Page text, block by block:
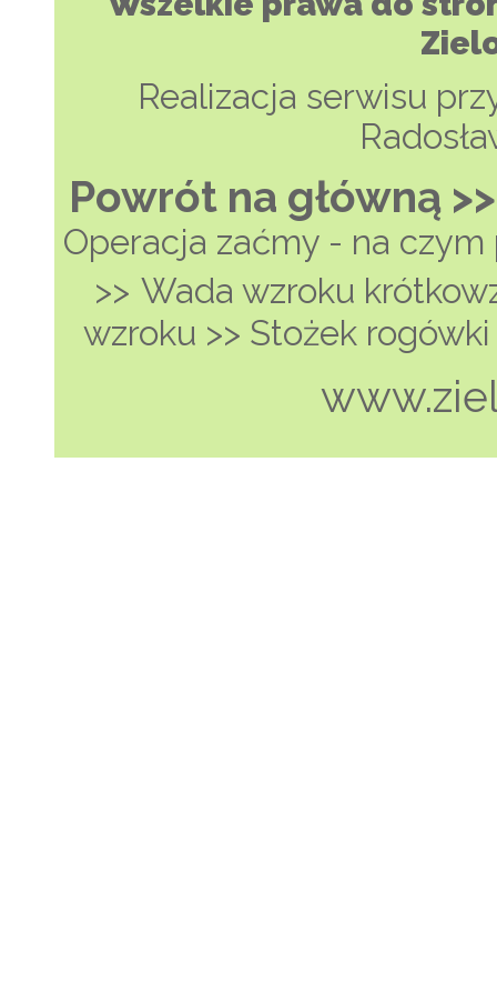
Realizacja serwisu
Powrót na główną >>
Operacja zaćmy - na czym
>> Wada wzroku
wzroku >> Stożek